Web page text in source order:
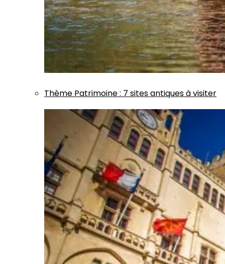
Thème Patrimoine: 7 sites antiques à visiter